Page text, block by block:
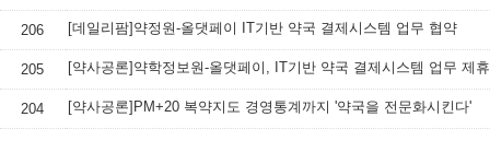
206 [데일리팜]약정원-올댓페이 IT기반 약국 결제시스템 업무 협약
205 [약사공론]약학정보원-올댓페이, IT기반 약국 결제시스템 업무 제휴
204 [약사공론]PM+20 복약지도 경영통계까지 '약국을 전문화시킨다'